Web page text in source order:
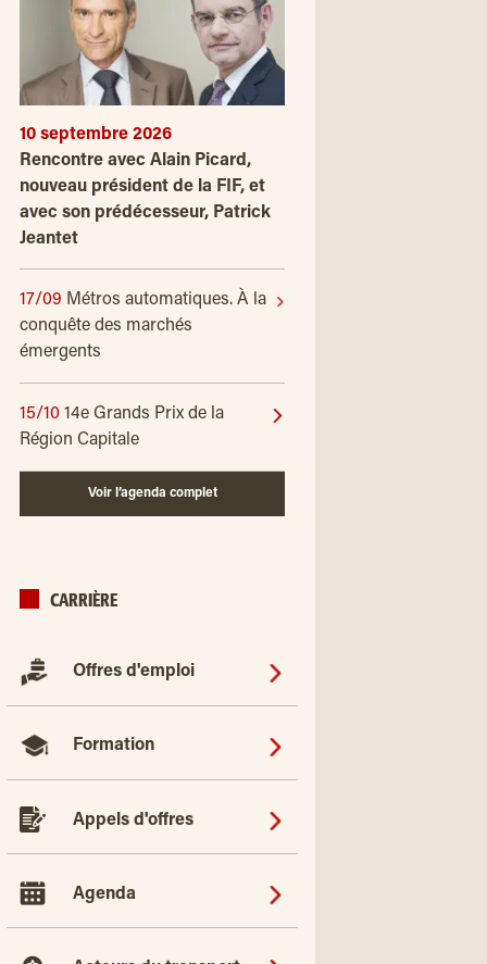
10 septembre 2026
Rencontre avec Alain Picard,
nouveau président de la FIF, et
avec son prédécesseur, Patrick
Jeantet
17/09 Métros automatiques. À la
conquête des marchés
émergents
15/10 14e Grands Prix de la
Région Capitale
Voir l’agenda complet
CARRIÈRE
Offres d'emploi
Formation
Appels d'offres
Agenda